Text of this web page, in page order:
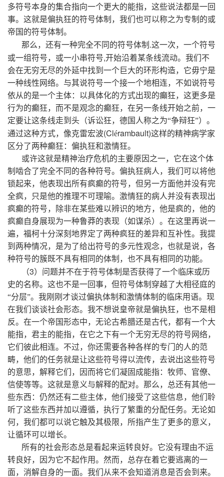
多符号本身的集合指向一个更大的能指，这些说法都是一回
事。这就是偏执狂的符号体制，我们也可以称之为专制的或
帝国的符号体制。
那么，还有一种完全不同的符号体制 .这一次，一个符号
或一组符号，或一小串符号,开始沿着某条线流动。我们不
会在无穷无尽的外延中找到一个巨大的环形构造，它毋宁是
一种线性网络。与其说符号一个接一个地相连，不如说符号
依从的是一个主体：以具体化的方式出现的癲狂，这更多是
行为的癫狂，而不是观念的癫狂，在另一条线开始之前，一
定要让这条线走到头（诉讼狂，德国人称之为“争辩狂”）。
通过这种方式，像克雷宏波(Clérambault)这样的精神病学家
区分了两种癫狂：偏执狂和激情狂。
或许这就是精神治疗危机的主要原因之一，它在这个体
制啮合了完全不同的各种符号。偏执狂病人，我们可以将他
锁起来，他表现出所有疯癫的符号，但另一方面他并没有完
全疯，只是他的推理不可理喻。激情狂的病人并没有表现出
疯癫的符号，除非在某些难以辨识的地方，他是疯的，他的
疯癫自身展现为一种鲁莽的表现（如谋杀）。在这里再说一
遍，福柯十分深刻地界定了两种疯狂的差异和互补性。我提
到两种情况，是为了给出符号的多元性观念，也就是说，各
种符号的簇既不具有相同的体制，也不具有相同的功能。
（3）问题并不在于符号体制是否获得了一个临床或历
史的名称。这也不是一回事，但符号体制穿越了大相径庭的
“分层”。我刚刚才谈过偏执体制和激情体制的临床用语。现
在我们谈谈社会形态。我不想说皇帝就是偏执狂，也不是相
反。在一个帝国形态中，无论古希腊还是古代，都有一个大
能指，君主的能指，在它之下有一个无穷无尽的符号网络，
它们彼此相连。不过，你还需要各种各样的专门的人的范
畴，他们的任务就是让这些符号得以流传，去说出这些符号
的意思，解释它们，因而将它们凝固成能指：牧师、官僚、
信使等等。这就是意义与解释的配对。那么，总还有其他一
些东西：仍然还有二些主体，他们接受了这些信息，他们聆
听了这些东西并加以遵循，执行了繁重的分配任务。无论如
何，我们都可以说它触及其极限，所指产生了更多的意义，
让循环可以增长。
所有的社会形态总是看起来运转良好。它没有理由不运
转良好，因为它不起作用。然而，总存在着它要逃离的一
面，消解自身的一面。我们从来不会知道消息是否会到来。